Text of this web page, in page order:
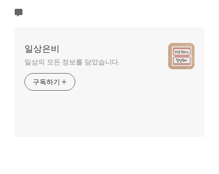
일상은비
일상의 모든 정보를 담았습니다.
구독하기